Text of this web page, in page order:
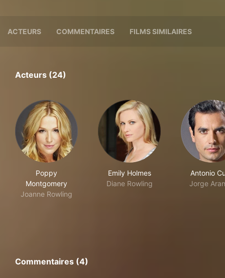
ACTEURS COMMENTAIRES FILMS SIMILAIRES
Acteurs (24)
Poppy
Montgomery
Joanne Rowling
Emily Holmes
Diane Rowling
Antonio
Jorge
Commentaires (4)